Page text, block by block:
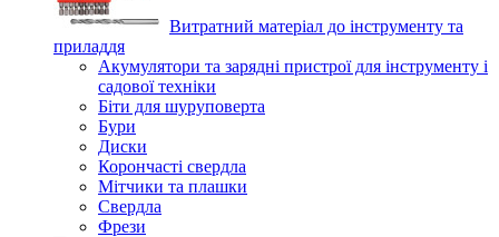
Витратний матеріал до інструменту та
приладдя
Акумулятори та зарядні пристрої для інструменту і
садової техніки
Біти для шуруповерта
Бури
Диски
Корончасті свердла
Мітчики та плашки
Свердла
Фрези